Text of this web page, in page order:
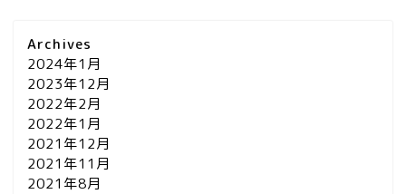
Archives
2024年1月
2023年12月
2022年2月
2022年1月
2021年12月
2021年11月
2021年8月